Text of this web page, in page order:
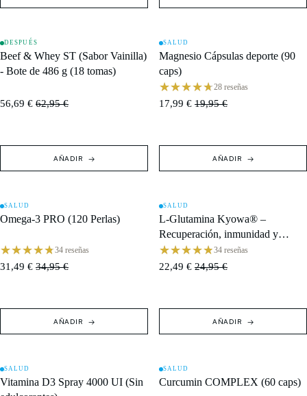
AGOTADO
DESPUÉS
Beef & Whey ST (Sabor Vainilla)
- Bote de 486 g (18 tomas)
56,69 € 62,95 €
AÑADIR
OFERTA
SALUD
Magnesio Cápsulas deporte (90
caps)
28 reseñas
17,99 € 19,95 €
AÑADIR
OFERTA
SALUD
Omega-3 PRO (120 Perlas)
34 reseñas
31,49 € 34,95 €
AÑADIR
OFERTA
SALUD
L-Glutamina Kyowa® –
Recuperación, inmunidad y
rendimiento 34 reseñas
22,49 € 24,95 €
AÑADIR
OFERTA
SALUD
Vitamina D3 Spray 4000 UI (Sin
AGOTADO
SALUD
Curcumin COMPLEX (60 caps)